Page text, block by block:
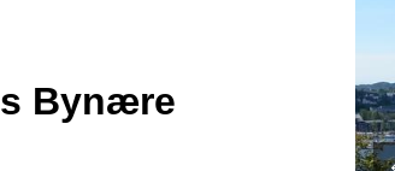
Bynære